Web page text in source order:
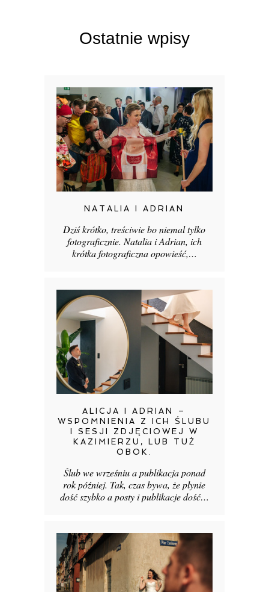
Ostatnie wpisy
NATALIA I ADRIAN
Dziś krótko, treściwie bo niemal tylko
fotograficznie. Natalia i Adrian, ich
krótka fotograficzna opowieść,…
ALICJA I ADRIAN –
WSPOMNIENIA Z ICH ŚLUBU
I SESJI ZDJĘCIOWEJ W
KAZIMIERZU, LUB TUŻ
OBOK.
Ślub we wrześniu a publikacja ponad
rok później. Tak, czas bywa, że płynie
dość szybko a posty i publikacje dość…